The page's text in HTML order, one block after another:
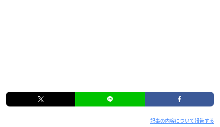
記事の内容について報告する